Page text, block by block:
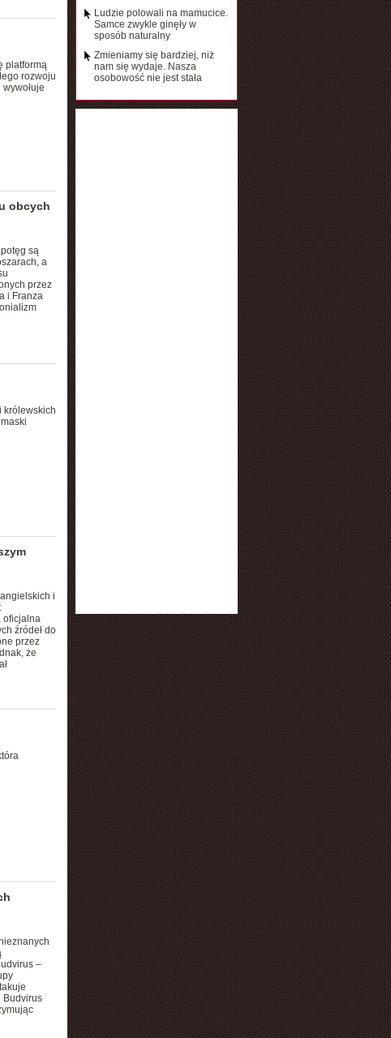
platformą
rozwoju
obcych
są
a
przez
i Franza
królewskich
i
oficjalna
źródeł do
przez
że
–
Budvirus
Ludzie polowali na mamucice.
Samce zwykle ginęły w
sposób naturalny
Zmieniamy się bardziej, niż
nam się wydaje. Nasza
osobowość nie jest stała